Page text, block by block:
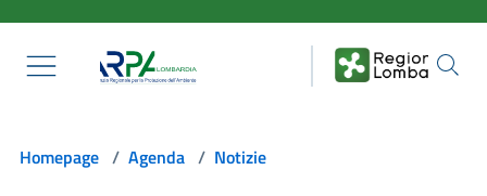
Homepage / Agenda / Notizie